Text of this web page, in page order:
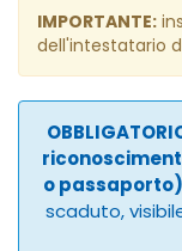
IMPORTANTE:
dell'intestatario
o passaporto)
scaduto,